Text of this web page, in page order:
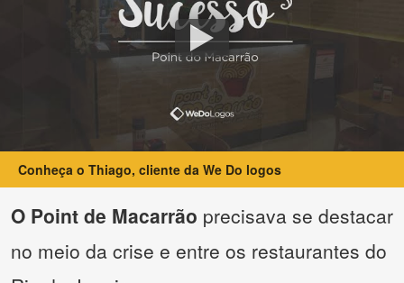
Conheça o Thiago, cliente da We Do logos
O Point de Macarrão precisava se destacar
no meio da crise e entre os restaurantes do